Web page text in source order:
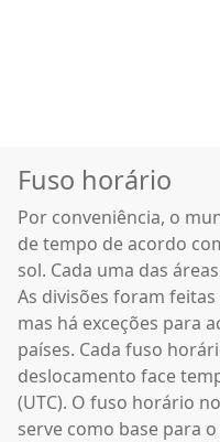
Fuso horário
Por conveniência, o
de tempo de acordo
sol. Cada uma das
As divisões foram
mas há exceções para
países. Cada fuso
deslocamento face
(UTC). O fuso horário
serve como base para